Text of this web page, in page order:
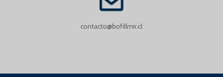
contacto@bofillmir.cl